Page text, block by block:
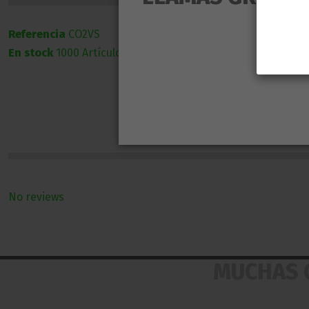
Referencia CO2VS
En stock 1000 Artículos
No reviews